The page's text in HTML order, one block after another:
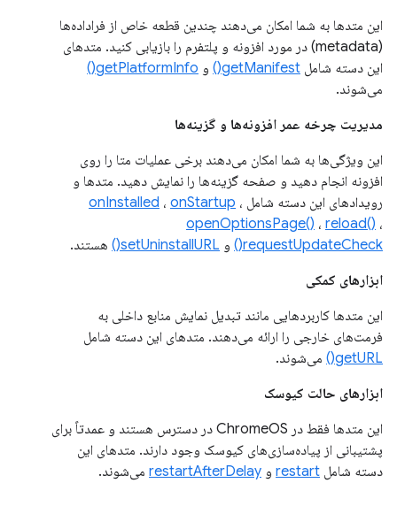
این متدها به شما امکان می‌دهند چندین قطعه خاص از فراداده‌ها
(metadata) در مورد افزونه و پلتفرم را بازیابی کنید. متدهای
این دسته شامل getManifest() و getPlatformInfo()
می‌شوند.
مدیریت چرخه عمر افزونه‌ها و گزینه‌ها
این ویژگی‌ها به شما امکان می‌دهند برخی عملیات متا را روی
افزونه انجام دهید و صفحه گزینه‌ها را نمایش دهید. متدها و
رویدادهای این دسته شامل
onInstalled ، onStartup ،
openOptionsPage() ، reload() ،
requestUpdateCheck()
و setUninstallURL()
هستند.
ابزارهای کمکی
این متدها کاربردهایی مانند تبدیل نمایش منابع داخلی به
فرمت‌های خارجی را ارائه می‌دهند. متدهای این دسته شامل
getURL()
می‌شوند.
ابزارهای حالت کیوسک
این متدها فقط در ChromeOS در دسترس هستند و عمدتاً برای
پشتیبانی از پیاده‌سازی‌های کیوسک وجود دارند. متدهای این
دسته شامل restart و restartAfterDelay می‌شوند.